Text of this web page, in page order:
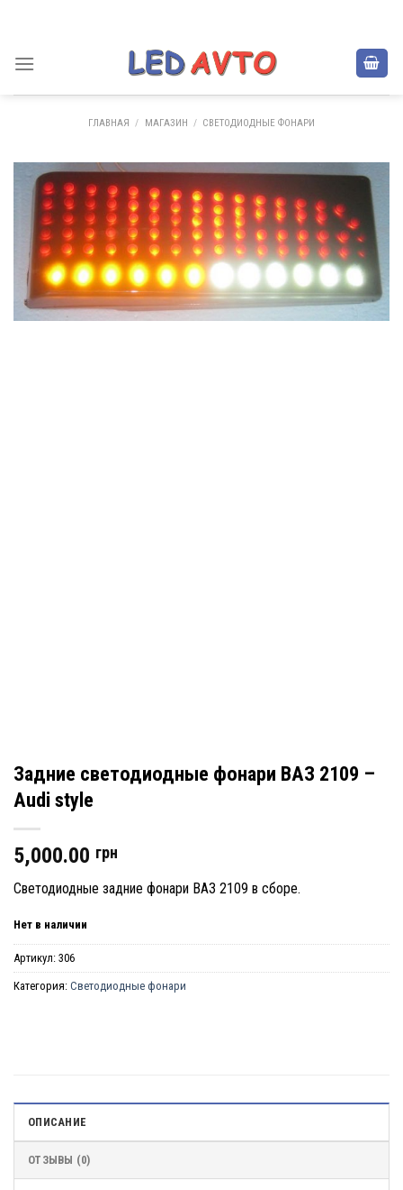
content
ГЛАВНАЯ / МАГАЗИН / СВЕТОДИОДНЫЕ ФОНАРИ
Задние светодиодные фонари ВАЗ 2109 –
Audi style
5,000.00 грн
Светодиодные задние фонари ВАЗ 2109 в сборе.
Нет в наличии
Артикул: 306
Категория: Светодиодные фонари
ОПИСАНИЕ
ОТЗЫВЫ (0)